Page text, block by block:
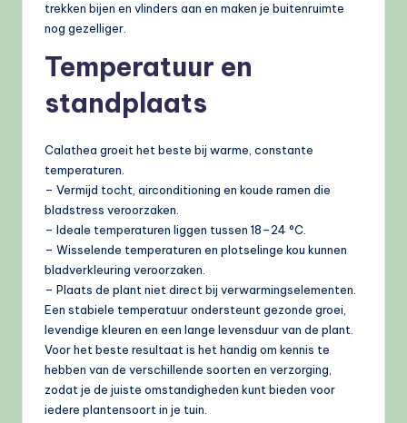
trekken bijen en vlinders aan en maken je buitenruimte
nog gezelliger.
Temperatuur en
standplaats
Calathea groeit het beste bij warme, constante
temperaturen.
– Vermijd tocht, airconditioning en koude ramen die
bladstress veroorzaken.
– Ideale temperaturen liggen tussen 18–24 °C.
– Wisselende temperaturen en plotselinge kou kunnen
bladverkleuring veroorzaken.
– Plaats de plant niet direct bij verwarmingselementen.
Een stabiele temperatuur ondersteunt gezonde groei,
levendige kleuren en een lange levensduur van de plant.
Voor het beste resultaat is het handig om kennis te
hebben van de verschillende soorten en verzorging,
zodat je de juiste omstandigheden kunt bieden voor
iedere plantensoort in je tuin.